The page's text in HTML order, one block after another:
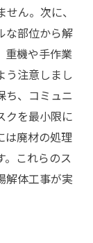
ん。次に、
な部位から解
重機や手作業
う注意しまし
ち、コミュニ
クを最小限に
は廃材の処理
。これらのス
解体工事が実